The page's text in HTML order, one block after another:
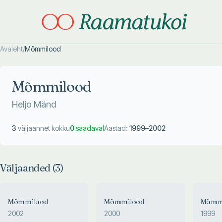
Avaleht/Mõmmilood
Mõmmilood
Heljo Mänd
3 väljaannet kokku0saadavalAastad: 1999–2002
Väljaanded (3)
Mõmmilood
2002
Mõmmilood
2000 1999